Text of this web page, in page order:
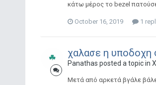
κάτω μέρος το bezel
October 16, 2019 1
χαλασε η υποδοχη
Panathas posted a topic in
Μετά από αρκετά βγάλε